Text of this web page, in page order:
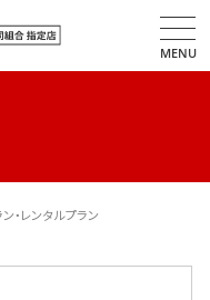
MENU
・レンタルプラン